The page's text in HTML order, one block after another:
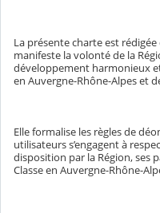
La présente charte est
manifeste la volonté de la
développement harmonieux et
en Auvergne-Rhône-Alpes et
Elle formalise les règles de
utilisateurs s’engagent à
disposition par la Région, ses
Classe en Auvergne-Rhône-